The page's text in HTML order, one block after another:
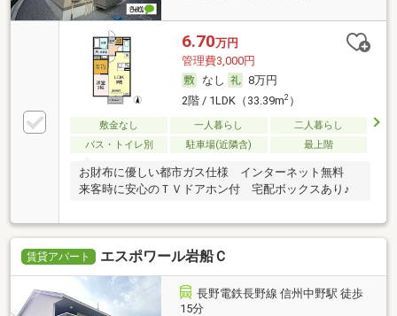
6.70万円
管理費3,000円
なし
8万円
2階 / 1LDK（33.39m2）
敷金なし 一人暮らし
二人暮らし
バス・トイレ別
駐車場(近隣含) 最上階
お財布に優しい都市ガス仕様 インターネット無料
来客時に安心のＴＶドアホン付 宅配ボックスあり♪
賃貸アパート エスポワール岩船Ｃ
長野電鉄長野線 信州中野駅 徒歩
15分